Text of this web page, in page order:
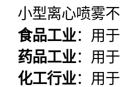
小型离心喷雾
食品工业：用
药品工业：用
化工行业：用